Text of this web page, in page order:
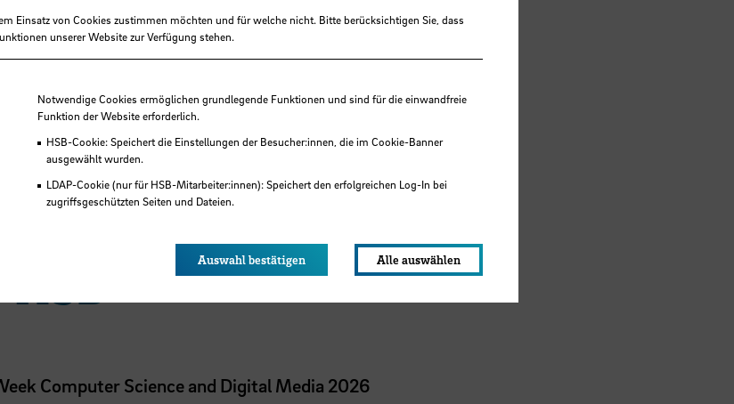
Dr. Judith Ebeling
Forschungsreferentin
+49 176 1514 0347
E-Mail
Computer Science and Digital Media 2026
Einsatz von Cookies zustimmen möchten und für welche nicht. Bitte berücksichtigen Sie, dass
unserer Website zur Verfügung stehen.
Cookies
Notwendige Cookies ermöglichen grundlegende Funktionen und sind für die einwandfreie
Funktion der Website erforderlich.
HSB-Cookie: Speichert die Einstellungen der Besucher:innen, die im Cookie-Banner
ausgewählt wurden.
LDAP-Cookie (nur für HSB-Mitarbeiter:innen): Speichert den erfolgreichen Log-In bei
zugriffsgeschützten Seiten und Dateien.
Auswahl bestätigen Alle auswählen